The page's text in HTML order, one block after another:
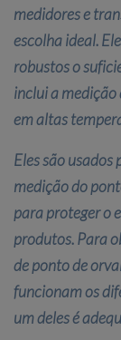
medidores e
escolha ideal.
robustos o
inclui a medição
em altas
Eles são
medição do
para proteger o
produtos. Para
de ponto de
funcionam os
um deles é